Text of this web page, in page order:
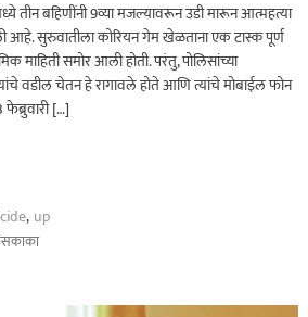
तीन बहिणींनी 9व्या मजल्यावरून उडी मारून आत्महत्या
आहे. सुरुवातीला कोरियन गेम खेळताना एक टास्क पूर्ण
माहिती समोर आली होती. परंतु, पोलिसांच्या
वडील चेतन हे रागावले होते आणि त्यांचे मोबाईल फोन
[…]
, up